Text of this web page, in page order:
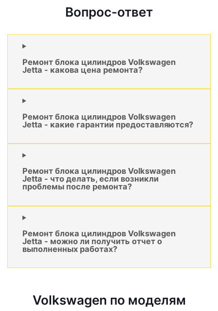
Вопрос-ответ
Ремонт блока цилиндров Volkswagen
Jetta - какова цена ремонта?
Ремонт блока цилиндров Volkswagen
Jetta - какие гарантии предоставляются?
Ремонт блока цилиндров Volkswagen
Jetta - что делать, если возникли
проблемы после ремонта?
Ремонт блока цилиндров Volkswagen
Jetta - можно ли получить отчет о
выполненных работах?
Volkswagen по моделям